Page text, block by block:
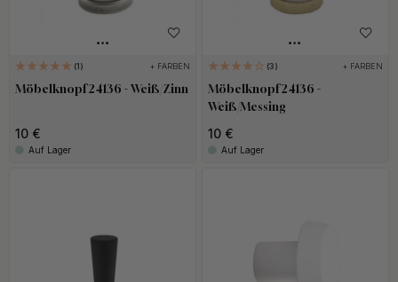
1 + FARBEN
Möbelknopf 24136 - Weiß/Zinn
10 €
Auf Lager
3 + FARBEN
Möbelknopf 24136 -
Weiß/Messing
10 €
Auf Lager